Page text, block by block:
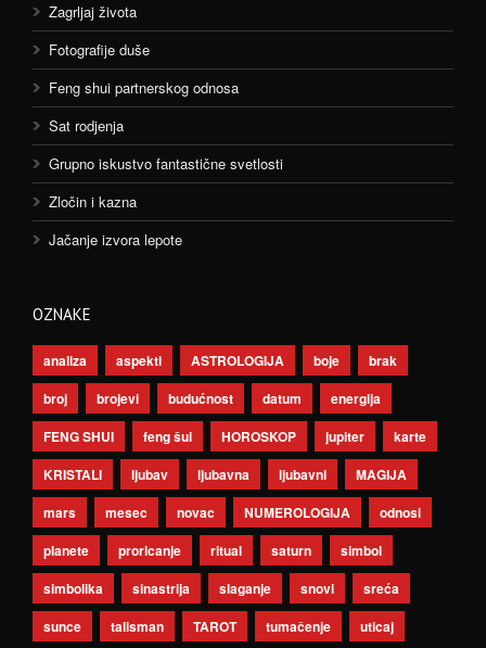
Zagrljaj života
Fotografije duše
Feng shui partnerskog odnosa
Sat rodjenja
Grupno iskustvo fantastične svetlosti
Zločin i kazna
Jačanje izvora lepote
OZNAKE
analiza aspekti ASTROLOGIJA boje
brak
broj
brojevi budućnost datum
energija
FENG SHUI
feng šui HOROSKOP jupiter
karte
KRISTALI
ljubav ljubavna ljubavni
MAGIJA
mars
mesec novac NUMEROLOGIJA
odnosi
planete
proricanje ritual saturn
simbol
simbolika
sinastrija slaganje snovi
sreća
sunce
talisman TAROT tumačenje uticaj